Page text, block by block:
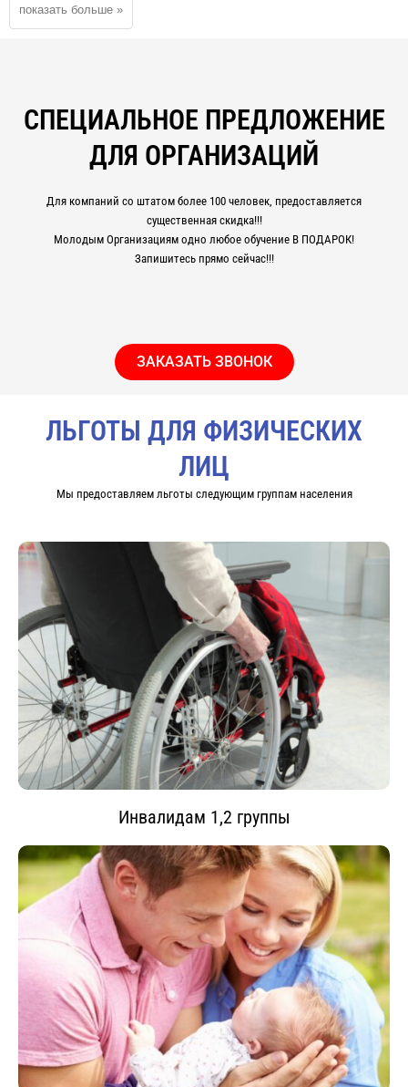
СПЕЦИАЛЬНОЕ ПРЕДЛОЖЕНИЕ
ДЛЯ ОРГАНИЗАЦИЙ
Для компаний со штатом более 100 человек, предоставляется
существенная скидка!!!
Молодым Организациям одно любое обучение В ПОДАРОК!
Запишитесь прямо сейчас!!!
ЗАКАЗАТЬ ЗВОНОК
ЛЬГОТЫ ДЛЯ ФИЗИЧЕСКИХ
ЛИЦ
Мы предоставляем льготы следующим группам населения
Инвалидам 1,2 группы